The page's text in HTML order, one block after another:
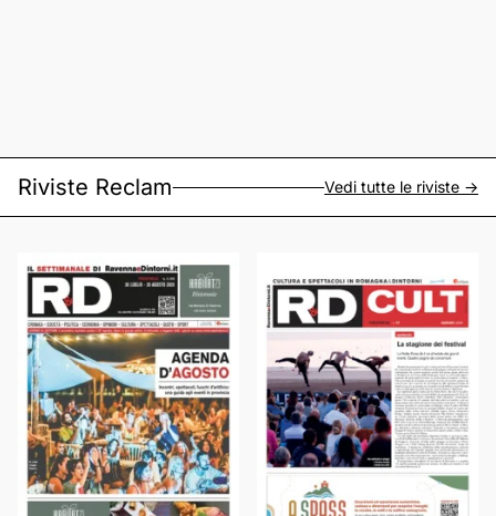
Riviste Reclam Vedi tutte le riviste ->